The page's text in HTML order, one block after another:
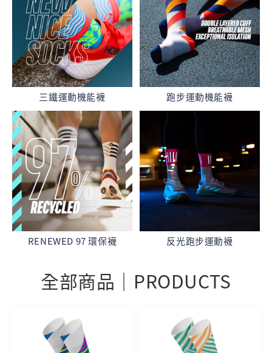
三鐵運動機能襪 跑步運動機能襪
RENEWED 97 環保襪 反光跑步運動襪
全部商品｜PRODUCTS